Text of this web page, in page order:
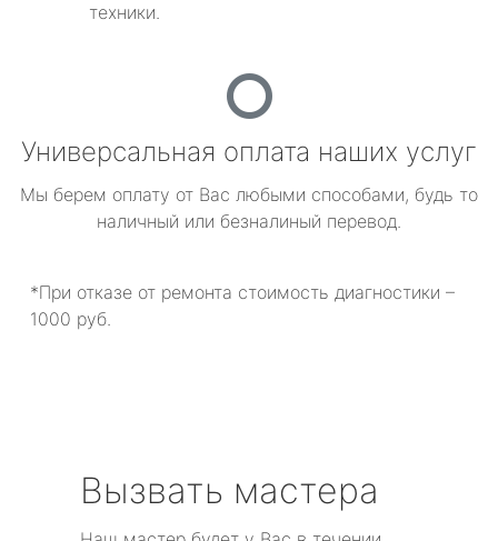
техники.
Универсальная оплата наших услуг
Мы берем оплату от Вас любыми способами, будь то
наличный или безналиный перевод.
*При отказе от ремонта стоимость диагностики –
1000 руб.
Вызвать мастера